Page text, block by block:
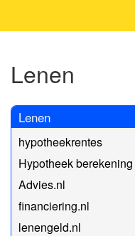
Lenen
Lenen
hypotheekrentes
Hypotheek berekening
Advies.nl
financiering.nl
lenengeld.nl